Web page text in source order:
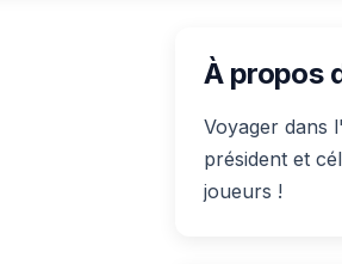
À propos
Voyager dans
président et
joueurs !